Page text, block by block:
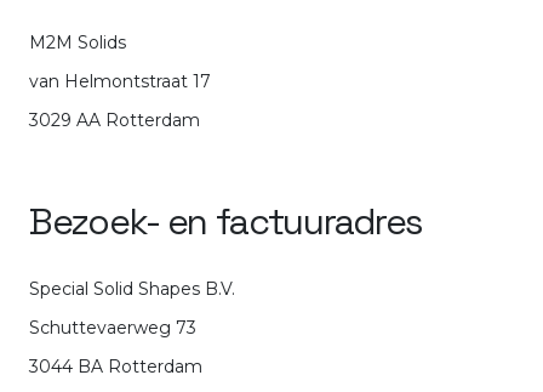
M2M Solids
van Helmontstraat 17
3029 AA Rotterdam
Bezoek- en factuuradres
Special Solid Shapes B.V.
Schuttevaerweg 73
3044 BA Rotterdam